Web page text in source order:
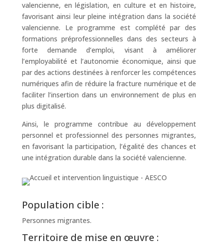
valencienne, en législation, en culture et en histoire,
favorisant ainsi leur pleine intégration dans la société
valencienne. Le programme est complété par des
formations préprofessionnelles dans des secteurs à
forte demande d’emploi, visant à améliorer
l’employabilité et l’autonomie économique, ainsi que
par des actions destinées à renforcer les compétences
numériques afin de réduire la fracture numérique et de
faciliter l’insertion dans un environnement de plus en
plus digitalisé.
Ainsi, le programme contribue au développement
personnel et professionnel des personnes migrantes,
en favorisant la participation, l’égalité des chances et
une intégration durable dans la société valencienne.
Population cible :
Personnes migrantes.
Territoire de mise en œuvre :